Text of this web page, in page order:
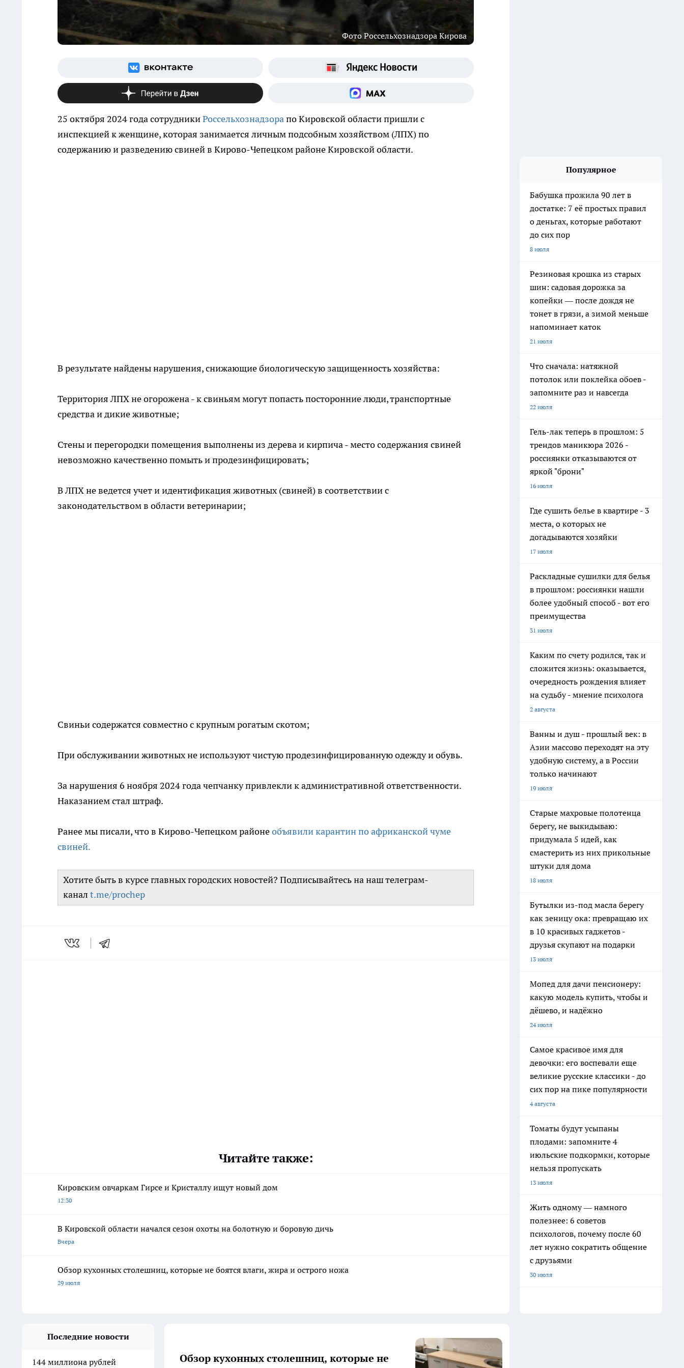
Фото Россельхознадзора Кирова
25 октября 2024 года сотрудникиРоссельхознадзорапо Кировской области пришли с
инспекцией к женщине, которая занимается личным подсобным хозяйством (ЛПХ) по
содержанию и разведению свиней в Кирово-Чепецком районе Кировской области.
В результате найдены нарушения, снижающие биологическую защищенность хозяйства:
Территория ЛПХ не огорожена - к свиньям могут попасть посторонние люди, транспортные
средства и дикие животные;
Стены и перегородки помещения выполнены из дерева и кирпича - место содержания свиней
невозможно качественно помыть и продезинфицировать;
В ЛПХ не ведется учет и идентификация животных (свиней) в соответствии с
законодательством в области ветеринарии;
Свиньи содержатся совместно с крупным рогатым скотом;
При обслуживании животных не используют чистую продезинфицированную одежду и обувь.
За нарушения 6 ноября 2024 года чепчанку привлекли к административной ответственности.
Наказанием стал штраф.
Ранее мы писали, что в Кирово-Чепецком районеобъявили карантин по африканской чуме
свиней.
Хотите быть в курсе главных городских новостей? Подписывайтесь на наш телеграм-
канал t.me/prochep
Читайте также:
Кировским овчаркам Гирсе и Кристаллу ищут новый дом
12:30
В Кировской области начался сезон охоты на болотную и боровую дичь
Вчера
Обзор кухонных столешниц, которые не боятся влаги, жира и острого ножа
29 июля
Популярное
Бабушка прожила 90 лет в
достатке: 7 её простых правил
о деньгах, которые работают
до сих пор
8 июля
Резиновая крошка из старых
шин: садовая дорожка за
копейки — после дождя не
тонет в грязи, а зимой меньше
напоминает каток
21 июля
Что сначала: натяжной
потолок или поклейка обоев -
запомните раз и навсегда
22 июля
Гель-лак теперь в прошлом: 5
трендов маникюра 2026 -
россиянки отказываются от
яркой "брони"
16 июля
Где сушить белье в квартире - 3
места, о которых не
догадываются хозяйки
17 июля
Раскладные сушилки для белья
в прошлом: россиянки нашли
более удобный способ - вот его
преимущества
31 июля
Каким по счету родился, так и
сложится жизнь: оказывается,
очередность рождения влияет
на судьбу - мнение психолога
2 августа
Ванны и душ - прошлый век: в
Азии массово переходят на эту
удобную систему, а в России
только начинают
19 июля
Старые махровые полотенца
берегу, не выкидываю:
придумала 5 идей, как
смастерить из них прикольные
штуки для дома
18 июля
Бутылки из-под масла берегу
как зеницу ока: превращаю их
в 10 красивых гаджетов -
друзья скупают на подарки
13 июля
Мопед для дачи пенсионеру:
какую модель купить, чтобы и
дёшево, и надёжно
24 июля
Самое красивое имя для
девочки: его воспевали еще
великие русские классики - до
сих пор на пике популярности
4 августа
Томаты будут усыпаны
плодами: запомните 4
июльские подкормки, которые
нельзя пропускать
13 июля
Жить одному — намного
полезнее: 6 советов
психологов, почему после 60
лет нужно сократить общение
с друзьями
30 июля
Последние новости
144 миллиона рублей
Обзор кухонных столешниц, которые не